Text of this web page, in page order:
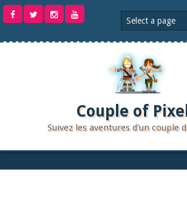
Aller
Couple of
Suivez les aventures d'un couple